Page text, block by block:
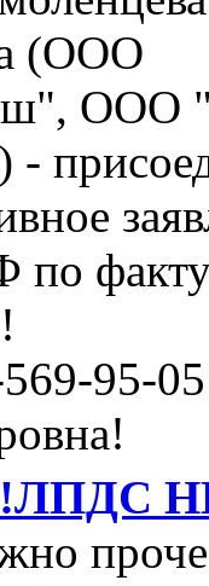
(ООО
ООО
по
95-